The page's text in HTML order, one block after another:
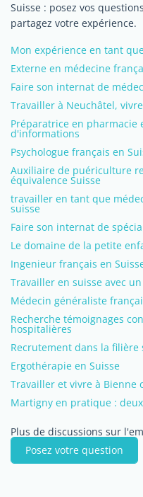
Suisse : posez vos
partagez votre expérience.
Mon expérience en tant
Externe en médecine
Faire son internat de
Travailler à Neuchâtel,
Préparatrice en pharmacie
d'informations
Psychologue français en
Auxiliaire de puériculture
équivalence Suisse
travailler en tant que
suisse
Faire son internat de
Le domaine de la petite
Ingenieur français en
Travailler en suisse avec
Médecin généraliste
Recherche témoignages
hospitalières
Recrutement dans la filière
Ergothérapie en Suisse
Travailler et vivre à Bienne
Martigny en pratique :
Plus de discussions sur
Posez votre question